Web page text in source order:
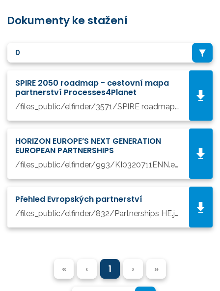
Dokumenty ke stažení
0
SPIRE 2050 roadmap - cestovní mapa
partnerství Processes4Planet
/files_public/elfinder/3571/SPIRE roadmap.pdf
HORIZON EUROPE’S NEXT GENERATION
EUROPEAN PARTNERSHIPS
/files_public/elfinder/993/KI0320711ENN.en.pdf
Přehled Evropských partnerství
/files_public/elfinder/832/Partnerships HE.jpg
« ‹ 1 › »